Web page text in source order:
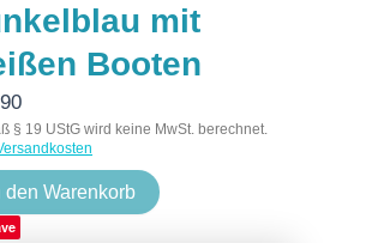
mit
Booten
§ 19 UStG wird keine MwSt. berechnet.
den Warenkorb